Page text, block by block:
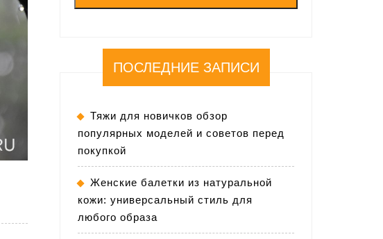
ПОСЛЕДНИЕ ЗАПИСИ
Тяжи для новичков обзор
популярных моделей и советов перед
покупкой
Женские балетки из натуральной
кожи: универсальный стиль для
любого образа